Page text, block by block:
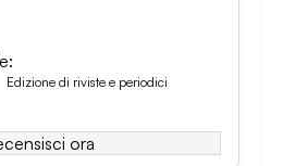
:
Edizione di riviste e periodici
ora